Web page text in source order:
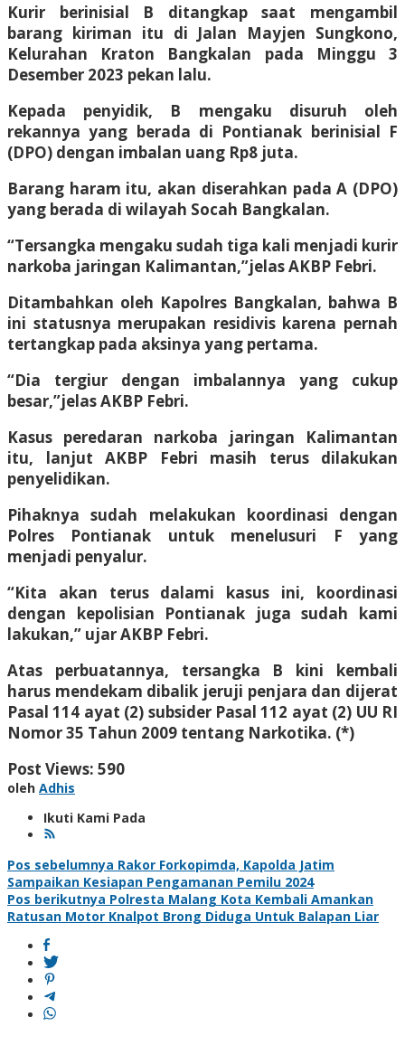
Kurir berinisial B ditangkap saat mengambil
barang kiriman itu di Jalan Mayjen Sungkono,
Kelurahan Kraton Bangkalan pada Minggu 3
Desember 2023 pekan lalu.
Kepada penyidik, B mengaku disuruh oleh
rekannya yang berada di Pontianak berinisial F
(DPO) dengan imbalan uang Rp8 juta.
Barang haram itu, akan diserahkan pada A (DPO)
yang berada di wilayah Socah Bangkalan.
“Tersangka mengaku sudah tiga kali menjadi kurir
narkoba jaringan Kalimantan,”jelas AKBP Febri.
Ditambahkan oleh Kapolres Bangkalan, bahwa B
ini statusnya merupakan residivis karena pernah
tertangkap pada aksinya yang pertama.
“Dia tergiur dengan imbalannya yang cukup
besar,”jelas AKBP Febri.
Kasus peredaran narkoba jaringan Kalimantan
itu, lanjut AKBP Febri masih terus dilakukan
penyelidikan.
Pihaknya sudah melakukan koordinasi dengan
Polres Pontianak untuk menelusuri F yang
menjadi penyalur.
“Kita akan terus dalami kasus ini, koordinasi
dengan kepolisian Pontianak juga sudah kami
lakukan,” ujar AKBP Febri.
Atas perbuatannya, tersangka B kini kembali
harus mendekam dibalik jeruji penjara dan dijerat
Pasal 114 ayat (2) subsider Pasal 112 ayat (2) UU RI
Nomor 35 Tahun 2009 tentang Narkotika. (*)
Post Views: 590
oleh Adhis
Ikuti Kami Pada
Navigasi
pos
Pos sebelumnya Rakor Forkopimda, Kapolda Jatim
Sampaikan Kesiapan Pengamanan Pemilu 2024
Pos berikutnya Polresta Malang Kota Kembali Amankan
Ratusan Motor Knalpot Brong Diduga Untuk Balapan Liar